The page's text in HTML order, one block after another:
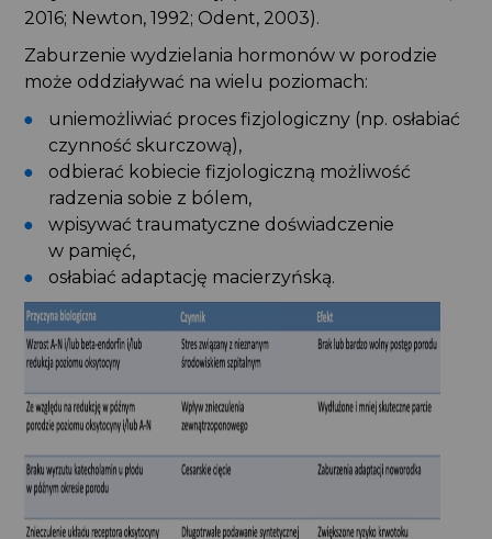
2016; Newton, 1992; Odent, 2003).
Zaburzenie wydzielania hormonów w porodzie
może oddziaływać na wielu poziomach:
uniemożliwiać proces fizjologiczny (np. osłabiać
czynność skurczową),
odbierać kobiecie fizjologiczną możliwość
radzenia sobie z bólem,
wpisywać traumatyczne doświadczenie
w pamięć,
osłabiać adaptację macierzyńską.